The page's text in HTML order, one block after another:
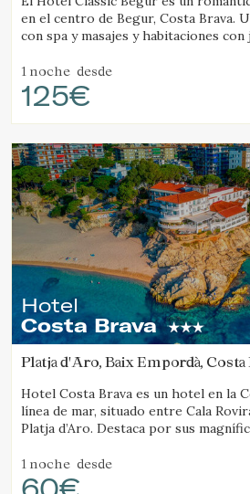
en el centro de Begur, Costa Brava.
con spa y masajes y habitaciones
1 noche desde
125€
Hotel
Costa Brava
Platja d'Aro, Baix Empordà, Costa
Hotel Costa Brava es un hotel en la
línea de mar, situado entre Cala
Platja d’Aro. Destaca por sus
1 noche desde